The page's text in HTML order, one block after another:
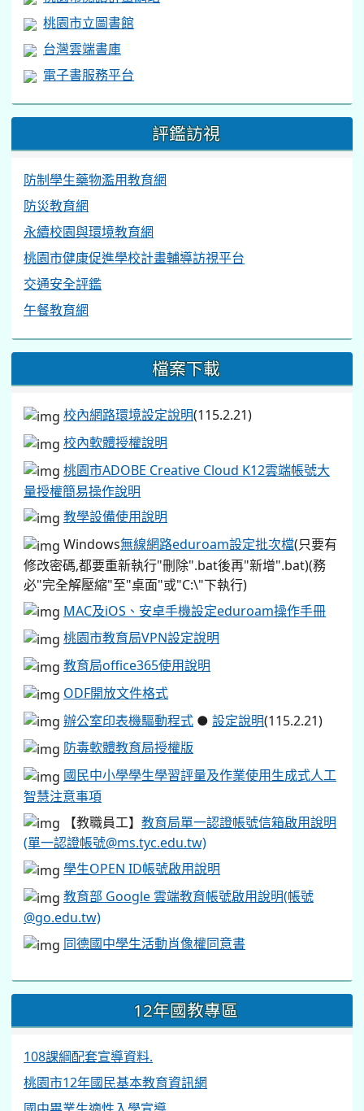
桃園市立圖書館
台灣雲端書庫
電子書服務平台
評鑑訪視
防制學生藥物濫用教育網
防災教育網
永續校園與環境教育網
桃園市健康促進學校計畫輔導訪視平台
交通安全評鑑
午餐教育網
檔案下載
校內網路環境設定說明(115.2.21)
校內軟體授權說明
桃園市ADOBE Creative Cloud K12雲端帳號大
量授權簡易操作說明
教學設備使用說明
Windows無線網路eduroam設定批次檔(只要有
修改密碼,都要重新執行"刪除".bat後再"新增".bat)(務
必"完全解壓縮"至"桌面"或"C:\"下執行)
MAC及iOS、安卓手機設定eduroam操作手冊
桃園市教育局VPN設定說明
教育局office365使用說明
ODF開放文件格式
辦公室印表機驅動程式 ● 設定說明(115.2.21)
防毒軟體教育局授權版
國民中小學學生學習評量及作業使用生成式人工
智慧注意事項
【教職員工】 教育局單一認證帳號信箱啟用說明
(單一認證帳號@ms.tyc.edu.tw)
學生OPEN ID帳號啟用說明
教育部 Google 雲端教育帳號啟用說明(帳號
@go.edu.tw)
同德國中學生活動肖像權同意書
12年國教專區
108課綱配套宣導資料.
桃園市12年國民基本教育資訊網